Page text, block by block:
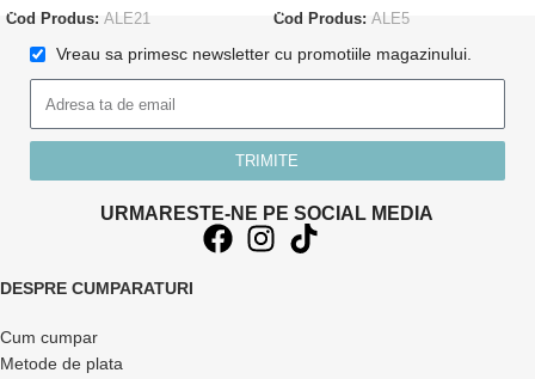
Cod Produs: ALE21 Cod Produs: ALE5
Vreau sa primesc newsletter cu promotiile magazinului.
TRIMITE
URMARESTE-NE PE SOCIAL MEDIA
DESPRE CUMPARATURI
Cum cumpar
Metode de plata